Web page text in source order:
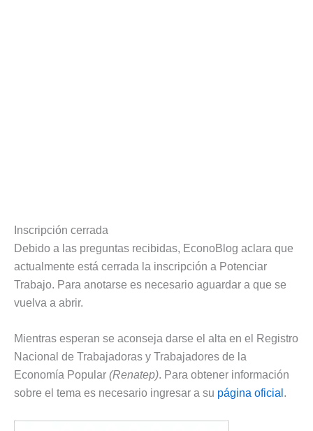
Inscripción cerrada
Debido a las preguntas recibidas, EconoBlog aclara que
actualmente está cerrada la inscripción a Potenciar
Trabajo. Para anotarse es necesario aguardar a que se
vuelva a abrir.
Mientras esperan se aconseja darse el alta en el Registro
Nacional de Trabajadoras y Trabajadores de la
Economía Popular (Renatep). Para obtener información
sobre el tema es necesario ingresar a su página oficial .